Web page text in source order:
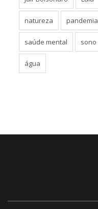
natureza pandemia
saúde mental sono
água